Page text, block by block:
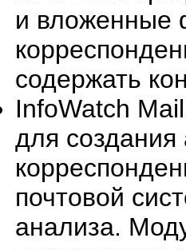
и вложенные
содержать
InfoWatch
для создания
почтовой
анализа.